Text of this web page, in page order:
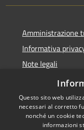
Amministrazione
Informativa
Note legali
Dichiarazione di
Questo sito web
necessari al corretto
nonché un cookie
informazioni